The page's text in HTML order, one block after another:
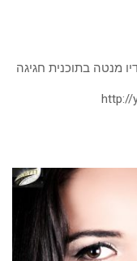
מנטה בתוכנית חגיגה